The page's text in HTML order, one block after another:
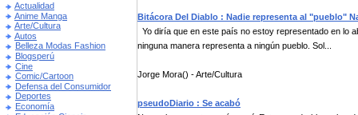
Actualidad
Anime Manga
Arte/Cultura
Autos
Belleza Modas Fashion
Blogsperú
Cine
Comic/Cartoon
Defensa del Consumidor
Deportes
Economía
Bitácora Del Diablo : Nadie representa al "pueblo"
Yo diría que en este país no estoy representado en lo
ninguna manera representa a ningún pueblo. Sol...
Jorge Mora() - Arte/Cultura
pseudoDiario : Se acabó